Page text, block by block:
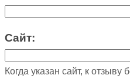
Сайт:
Когда указан сайт, к